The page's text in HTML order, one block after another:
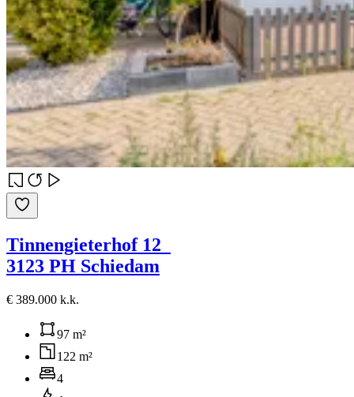
Tinnengieterhof 12
3123 PH Schiedam
€ 389.000 k.k.
97 m²
122 m²
4